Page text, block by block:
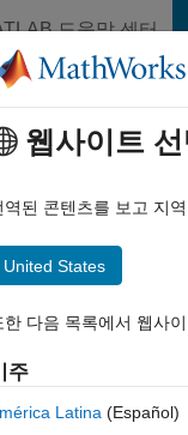
도움말 센터
File Exchange
답변하기 찾
you
2020 6월 23
웹사이트 선
역된 콘텐츠를 보고 지
United States
한 다음 목록에서 웹사
주
Latina (Español)